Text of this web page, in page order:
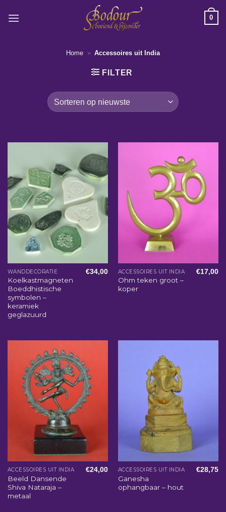
naar
0
Home » Accessoires uit India
FILTER
WANDDECORATIE
Koelkastmagneten
Boeddhistische
symbolen –
keramiek
geglazuurd
€34,00 ACCESSOIRES UIT INDIA
Ohm teken groot –
koper
€17,00
ACCESSOIRES UIT INDIA
Beeld Dansende
Shiva Nataraja –
metaal
€24,00 ACCESSOIRES UIT INDIA
Ganesha
ophangbaar – hout
€28,75